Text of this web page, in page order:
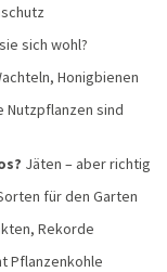
sich wohl?
Honigbienen
Nutzpflanzen sind
Jäten – aber richtig
für den Garten
Rekorde
Pflanzenkohle